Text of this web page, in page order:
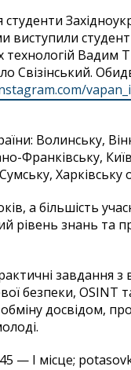
виступили
Вадим
Свізінський.
Волинську,
Франківську,
Харківську
а більшість
рівень знань та
завдання з
безпеки, OSINT
досвідом,
— І місце;